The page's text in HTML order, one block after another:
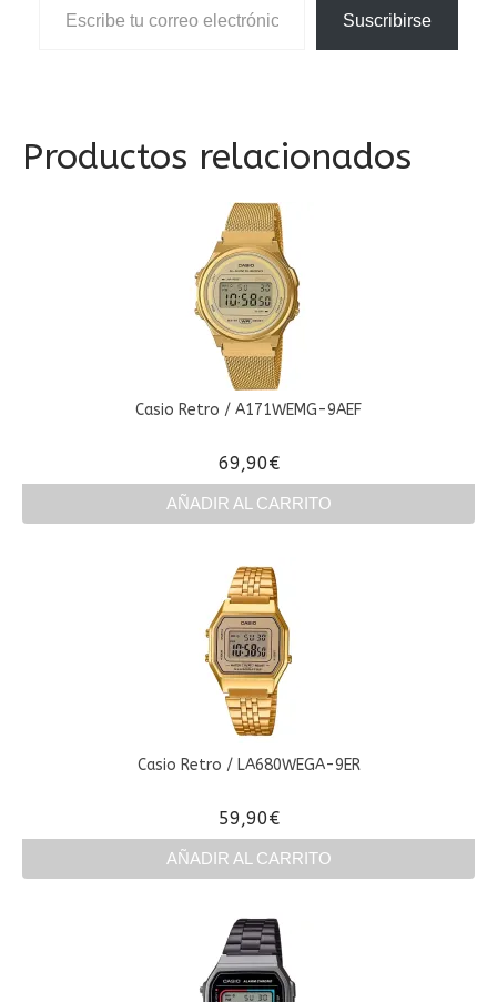
Suscribirse
Productos relacionados
Casio Retro / A171WEMG-9AEF
69,90€
AÑADIR AL CARRITO
Casio Retro / LA680WEGA-9ER
59,90€
AÑADIR AL CARRITO